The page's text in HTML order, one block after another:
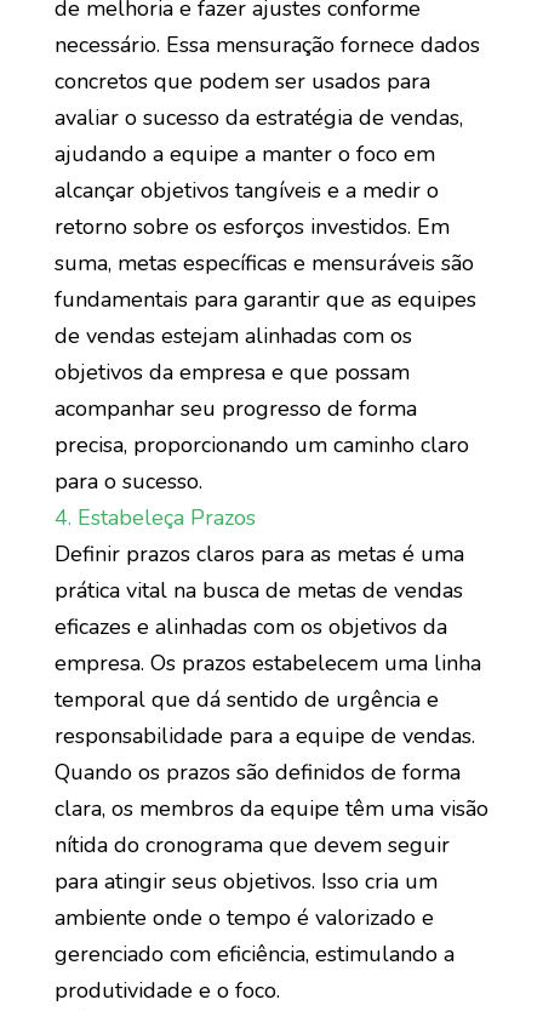
de melhoria e fazer ajustes conforme
necessário. Essa mensuração fornece dados
concretos que podem ser usados para
avaliar o sucesso da estratégia de vendas,
ajudando a equipe a manter o foco em
alcançar objetivos tangíveis e a medir o
retorno sobre os esforços investidos. Em
suma, metas específicas e mensuráveis são
fundamentais para garantir que as equipes
de vendas estejam alinhadas com os
objetivos da empresa e que possam
acompanhar seu progresso de forma
precisa, proporcionando um caminho claro
para o sucesso.
4. Estabeleça Prazos
Definir prazos claros para as metas é uma
prática vital na busca de metas de vendas
eficazes e alinhadas com os objetivos da
empresa. Os prazos estabelecem uma linha
temporal que dá sentido de urgência e
responsabilidade para a equipe de vendas.
Quando os prazos são definidos de forma
clara, os membros da equipe têm uma visão
nítida do cronograma que devem seguir
para atingir seus objetivos. Isso cria um
ambiente onde o tempo é valorizado e
gerenciado com eficiência, estimulando a
produtividade e o foco.